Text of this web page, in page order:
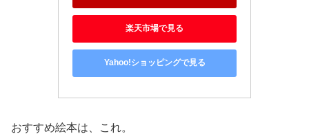
楽天市場で見る
Yahoo!ショッピングで見る
おすすめ絵本は、これ。